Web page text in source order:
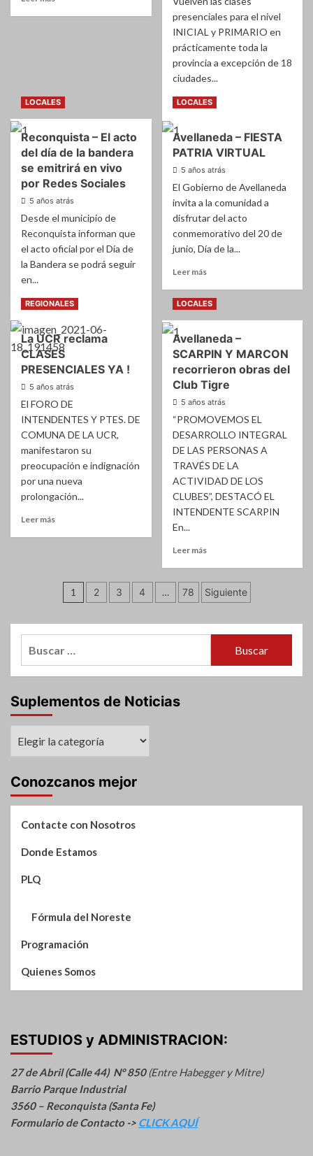
MOTORISTA
y
fallecido
en
la
región
presenciales para el nivel
INICIAL y PRIMARIO en
prácticamente toda la
provincia a excepción de 18
ciudades...
Leer másLeer
VUELVEN
LAS
CLASES
NIVEL
INICIAL
y
PRIMARIO
EN
PRESENCIALES
MUCHISIMAS
CIUDADES…
RECONQUISTA
NO
LOCALES
Reconquista – El acto
del día de la bandera
se emitrirá en vivo
por Redes Sociales
5 años atrás
Desde el municipio de
Reconquista informan que
el acto oficial por el Día de
la Bandera se podrá seguir
en...
Leer másLeer
sobre
Reconquista
–
El
día
de
la
bandera
en
vivo
Sociales
LOCALES
Avellaneda – FIESTA
PATRIA VIRTUAL
5 años atrás
El Gobierno de Avellaneda
invita a la comunidad a
disfrutar del acto
conmemorativo del 20 de
junio, Día de la...
Leer másLeer
sobre
Avellaneda
–
FIESTA
PATRIA
VIRTUAL
REGIONALES
La UCR reclama
CLASES
PRESENCIALES YA !
5 años atrás
El FORO DE
INTENDENTES Y PTES. DE
COMUNA DE LA UCR,
manifestaron su
preocupación e indignación
por una nueva
prolongación...
Leer más
reclama
CLASES
YA
!
LOCALES
Avellaneda –
SCARPIN Y MARCON
recorrieron obras del
Club Tigre
5 años atrás
“PROMOVEMOS EL
DESARROLLO INTEGRAL
DE LAS PERSONAS A
TRAVÉS DE LA
ACTIVIDAD DE LOS
CLUBES”, DESTACÓ EL
INTENDENTE SCARPIN
En...
Leer másLeer
Avellaneda
–
recorrieron
obras
Paginación
entradas
1 2 3 4 … 78 Siguiente
Suplementos de Noticias
Conozcanos mejor
Contacte con Nosotros
Donde Estamos
PLQ
Fórmula del Noreste
Programación
Quienes Somos
ESTUDIOS y ADMINISTRACION:
27 de Abril (Calle 44) N° 850(Entre Habegger y Mitre)
Barrio Parque Industrial
3560 – Reconquista (Santa Fe)
Formulario de Contacto -> CLICK AQUÍ